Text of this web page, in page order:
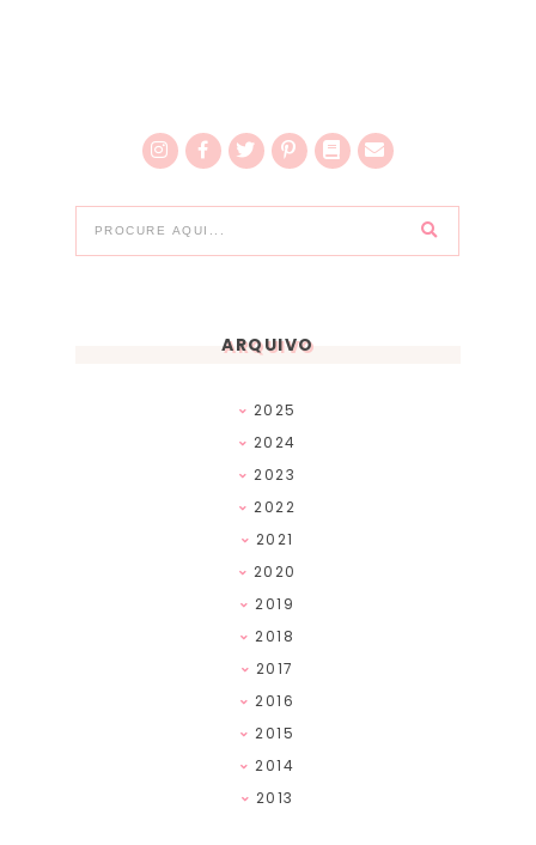
ARQUIVO
2025
2024
2023
2022
2021
2020
2019
2018
2017
2016
2015
2014
2013